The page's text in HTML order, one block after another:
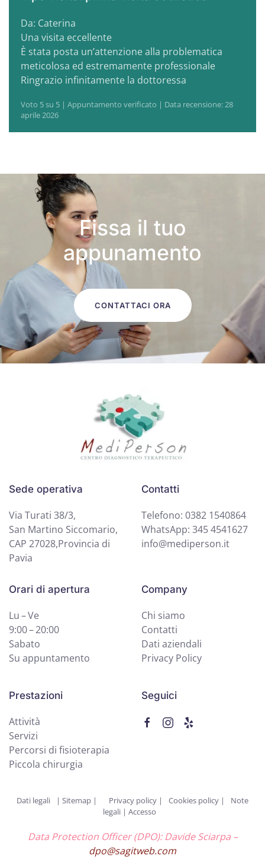
Da: Caterina
Una visita eccellente
È stata posta un’attenzione alla problematica
meticolosa ed estremamente professionale
Ringrazio infinitamente la dottoressa
Voto 5 su 5 | Appuntamento verificato | Data recensione: 28
aprile 2026
Fissa il tuo
appunamento
CONTATTACI ORA
Sede operativa
Via Turati 38/3,
San Martino Siccomario,
CAP 27028,Provincia di
Pavia
Contatti
Telefono: 0382 1540864
WhatsApp: 345 4541627
info@mediperson.it
Orari di apertura
Lu – Ve
9:00 – 20:00
Sabato
Su appuntamento
Company
Chi siamo
Contatti
Dati aziendali
Privacy Policy
Prestazioni
Attività
Servizi
Percorsi di fisioterapia
Piccola chirurgia
Seguici
Dati legali | Sitemap | Privacy policy | Cookies policy |
Note
legali | Accesso
Data Protection Officer (DPO): Davide Sciarpa –
dpo@sagitweb.com